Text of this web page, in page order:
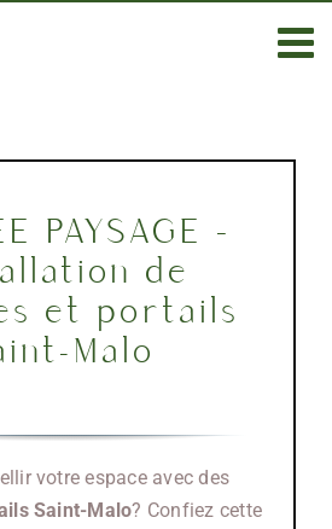
PAYSAGE –
de
et portails
Malo
votre espace avec des
Saint-Malo? Confiez cette